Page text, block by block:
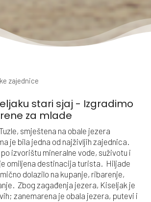
zajednice
stari sjaj - Izgradimo
za mlade
smještena na obale jezera
je bila jedna od najživljih zajednica.
izvorištu mineralne vode, suživotu i
omiljena destinacija turista. Hiljade
dolazilo na kupanje, ribarenje,
Zbog zagađenja jezera, Kiseljak je
zanemarena je obala jezera, putevi i